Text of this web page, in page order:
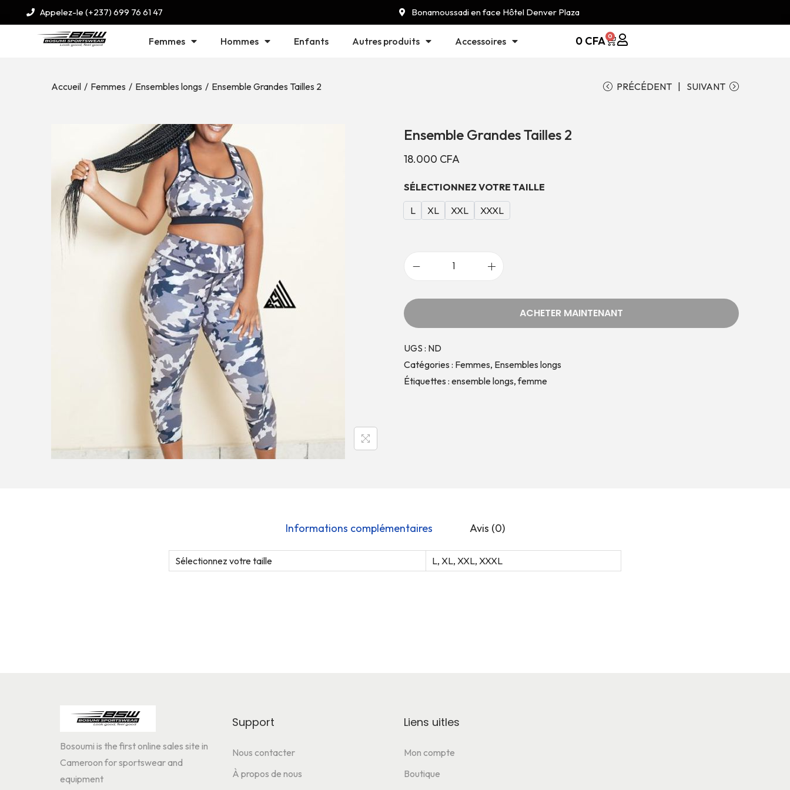
Appelez-le (+237) 699 76 61 47 Bonamoussadi en face Hôtel Denver Plaza
Femmes Hommes Enfants Autres produits Accessoires 0 CFA 0
Accueil / Femmes / Ensembles longs / Ensemble Grandes Tailles 2 PRÉCÉDENT SUIVANT
Ensemble Grandes Tailles 2
18.000 CFA
SÉLECTIONNEZ VOTRE TAILLE
L
XL XXL XXXL
ACHETER MAINTENANT
UGS : ND
Catégories : Femmes, Ensembles longs
Étiquettes : ensemble longs,femme
Informations complémentaires Avis (0)
Sélectionnez votre taille L, XL, XXL, XXXL
Bosoumi is the first online sales site in
Cameroon for sportswear and
equipment
Support
Nous contacter
À propos de nous
Liens uitles
Mon compte
Boutique